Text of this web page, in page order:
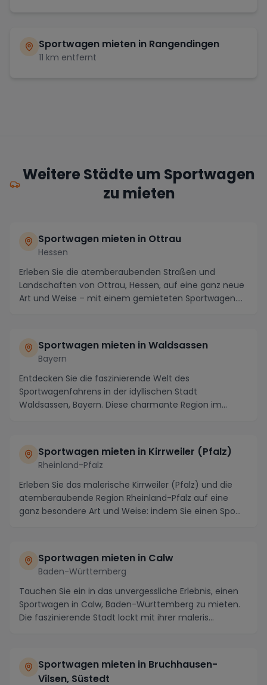
Sportwagen mieten in Rangendingen
11 km entfernt
Weitere Städte um Sportwagen
zu mieten
Sportwagen mieten in Ottrau
Hessen
Erleben Sie die atemberaubenden Straßen und
Landschaften von Ottrau, Hessen, auf eine ganz neue
Art und Weise – mit einem gemieteten Sportwagen.
Sportwagen mieten in Waldsassen
Bayern
Entdecken Sie die faszinierende Welt des
Sportwagenfahrens in der idyllischen Stadt
Waldsassen, Bayern. Diese charmante Region im
Sportwagen mieten in Kirrweiler (Pfalz)
Rheinland-Pfalz
Erleben Sie das malerische Kirrweiler (Pfalz) und die
atemberaubende Region Rheinland-Pfalz auf eine
ganz besondere Art und Weise: indem Sie einen Spo...
Sportwagen mieten in Calw
Baden-Württemberg
Tauchen Sie ein in das unvergessliche Erlebnis, einen
Sportwagen in Calw, Baden-Württemberg zu mieten.
Die faszinierende Stadt lockt mit ihrer maleris...
Sportwagen mieten in Bruchhausen-
Vilsen, Süstedt